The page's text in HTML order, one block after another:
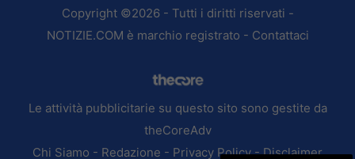
Copyright ©2026 - Tutti i diritti riservati -
NOTIZIE.COM è marchio registrato - Contattaci
Le attività pubblicitarie su questo sito sono gestite da
theCoreAdv
Chi Siamo - Redazione - Privacy Policy-Disclaimer